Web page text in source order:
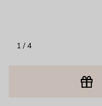
1 / 4